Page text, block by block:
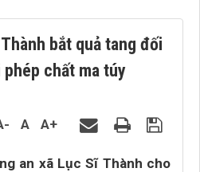
bắt quả tang đối
chất ma túy
A A+
an xã Lục Sĩ Thành cho